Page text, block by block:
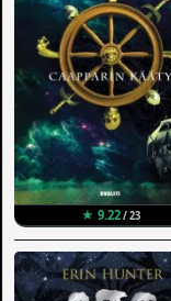
★ 9.22/ 23